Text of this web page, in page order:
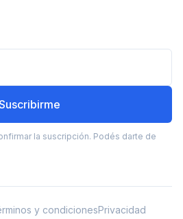
la suscripción. Podés darte de
y condicionesPrivacidad